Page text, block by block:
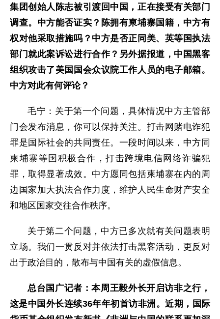
集团创始人陈志被引渡回中国，正在接受有关部门
调查。中方能否证实？陈拥有柬埔寨国籍，中方有
权对他采取措施吗？中方是否正同美、英等国执法
部门就此案诉讼进行合作？另外据报道，中国黑客
组织攻击了美国国会众议院工作人员的电子邮箱。
中方对此有何评论？
毛宁：关于第一个问题，具体情况中方主管部
门会发布消息，你可以保持关注。打击网赌电诈犯
罪是国际社会的共同责任。一段时间以来，中方同
柬埔寨等国积极合作，打击跨境电信网络诈骗犯
罪，取得显著成效。中方愿同包括柬埔寨在内的周
边国家加大执法合作力度，维护人民生命财产安全
和地区国家交往合作秩序。
关于第二个问题，中方已多次就有关问题表明
立场。我们一贯反对并依法打击黑客活动，更反对
出于政治目的，散布与中国有关的虚假信息。
总台国广记者：本周王毅外长开启访非之行，
这是中国外长连续36年年初首访非洲。近期，国际